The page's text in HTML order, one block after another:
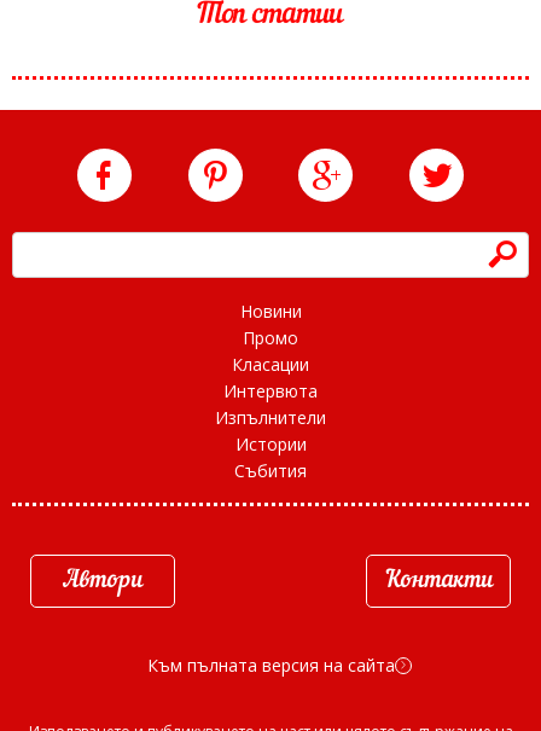
Топ статии
h
Новини
Промо
Класации
Интервюта
Изпълнители
Истории
Събития
Автори Контакти
Към пълната версия на сайта d